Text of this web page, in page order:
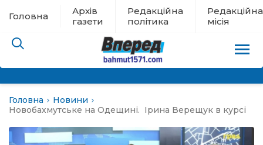
Головна
Архів
газети
Редакційна
політика
Редакційна
місія
евакуації
Головна
Новини
Новобахмутське на Одещині. Ірина Верещук в курсі